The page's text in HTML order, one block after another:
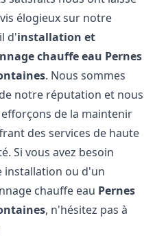
élogieux sur notre
d'installation et
chauffe eau Pernes
. Nous sommes
notre réputation et nous
de la maintenir
des services de haute
Si vous avez besoin
installation ou d'un
chauffe eau Pernes
, n'hésitez pas à